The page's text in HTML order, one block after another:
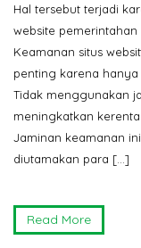
Hal tersebut terjadi
website pemerintahan
Keamanan situs
penting karena
Tidak menggunakan
meningkatkan
Jaminan keamanan
diutamakan para […]
Read More